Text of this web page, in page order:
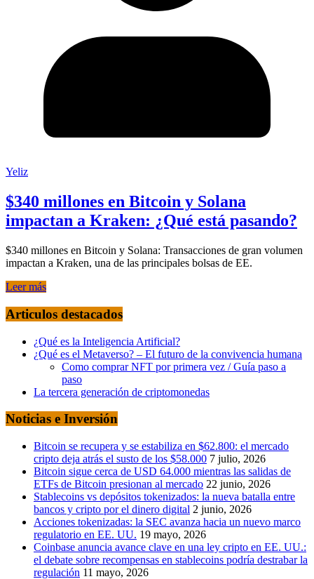
Yeliz
$340 millones en Bitcoin y Solana
impactan a Kraken: ¿Qué está pasando?
$340 millones en Bitcoin y Solana: Transacciones de gran volumen
impactan a Kraken, una de las principales bolsas de EE.
Leer más
Articulos destacados
¿Qué es la Inteligencia Artificial?
¿Qué es el Metaverso? – El futuro de la convivencia humana
Como comprar NFT por primera vez / Guía paso a
paso
La tercera generación de criptomonedas
Noticias e Inversión
Bitcoin se recupera y se estabiliza en $62.800: el mercado
cripto deja atrás el susto de los $58.000 7 julio, 2026
Bitcoin sigue cerca de USD 64.000 mientras las salidas de
ETFs de Bitcoin presionan al mercado 22 junio, 2026
Stablecoins vs depósitos tokenizados: la nueva batalla entre
bancos y cripto por el dinero digital 2 junio, 2026
Acciones tokenizadas: la SEC avanza hacia un nuevo marco
regulatorio en EE. UU. 19 mayo, 2026
Coinbase anuncia avance clave en una ley cripto en EE. UU.:
el debate sobre recompensas en stablecoins podría destrabar la
regulación 11 mayo, 2026